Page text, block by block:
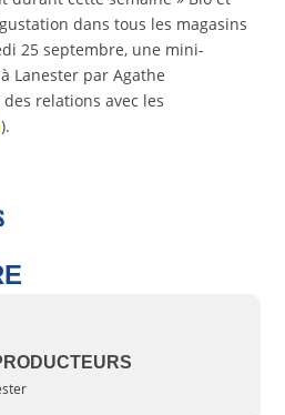
dans tous les magasins
25 septembre, une mini-
Lanester par Agathe
relations avec les
).